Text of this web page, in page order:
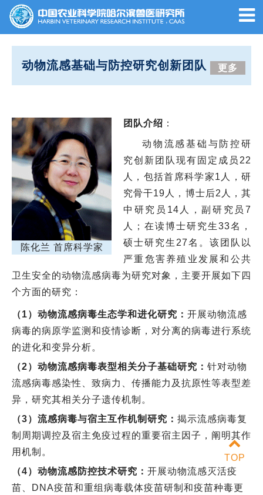
更多
动物流感基础与防控研究创新团队
陈化兰 首席科学家
团队介绍 ：
动物流感基础与防控研
究创新团队现有固定成员22
人，包括首席科学家1人，研
究骨干19人， 博士后2人， 其
中研究员14人，副研究员7
人；在读博士研究生33名，
硕士研究生27名。该团队以
严重危害养殖业发展和公共
卫生安全的动物流感病毒为研究对象，主要开展如下四
个方面的研究：
（1）动物流感病毒生态学和进化研究： 开展动物流感
病毒的病原学监测和疫情诊断，对分离的病毒进行系统
的进化和变异分析。
（2）动物流感病毒表型相关分子基础研究： 针对动物
流感病毒感染性、致病力、传播能力及抗原性等表型差
异，研究其相关分子遗传机制。
（3）流感病毒与宿主互作机制研究： 揭示流感病毒复
制周期调控及宿主免疫过程的重要宿主因子，阐明其作
用机制。
（4）动物流感防控技术研究： 开展动物流感灭活疫
苗、DNA疫苗和重组病毒载体疫苗研制和疫苗种毒更
TOP